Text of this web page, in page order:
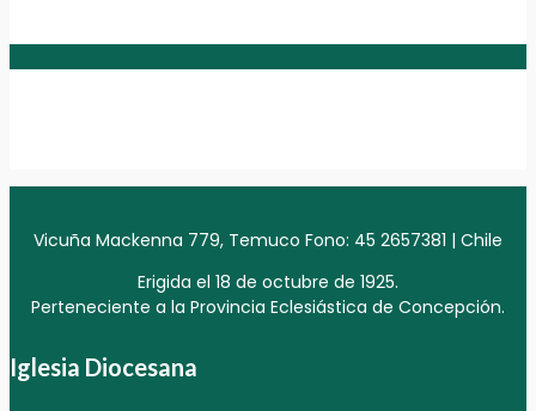
Vicuña Mackenna 779, Temuco Fono: 45 2657381 | Chile
Erigida el 18 de octubre de 1925.
Perteneciente a la Provincia Eclesiástica de Concepción.
Iglesia Diocesana